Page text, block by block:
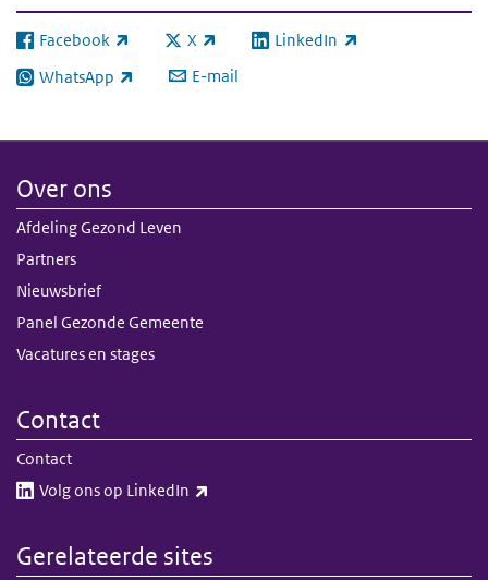
Facebook
(externe link) X
(externe link) LinkedIn
(externe link)
WhatsApp
(externe link) E-mail
Over ons
Afdeling Gezond Leven
Partners
Nieuwsbrief
Panel Gezonde Gemeente
Vacatures en stages
Contact
Contact
Volg ons op LinkedIn​​
Gerelateerde sites